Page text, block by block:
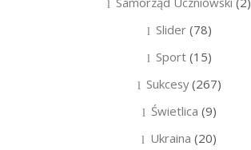
Slider(78)
Sport(15)
Sukcesy(267)
Świetlica (9)
Ukraina (20)